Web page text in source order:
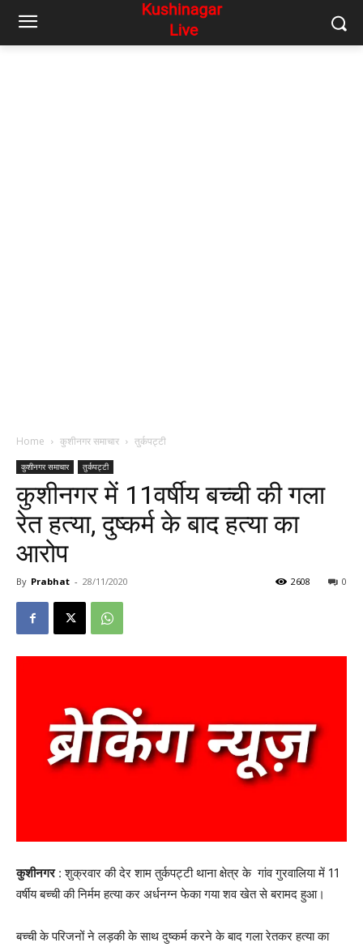
Home कुशीनगर समाचार तुर्कपट्टी
कुशीनगर समाचार तुर्कपट्टी
कुशीनगर में 11वर्षीय बच्ची की गला
रेत हत्या, दुष्कर्म के बाद हत्या का
आरोप
By Prabhat - 28/11/2020 0
2608
कुशीनगर: शुक्रवार की देर शाम तुर्कपट्टी थाना क्षेत्र के गांव गुरवालिया में 11
वर्षीय बच्ची की निर्मम हत्या कर अर्धनग्न फेका गया शव खेत से बरामद हुआ।
बच्ची के परिजनों ने लड़की के साथ दुष्कर्म करने के बाद गला रेतकर हत्या का